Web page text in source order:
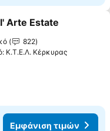
στα αγαπημένα
Arte Estate
822
Κ.Τ.Ε.Λ. Κέρκυρας
Εμφάνιση τιμών